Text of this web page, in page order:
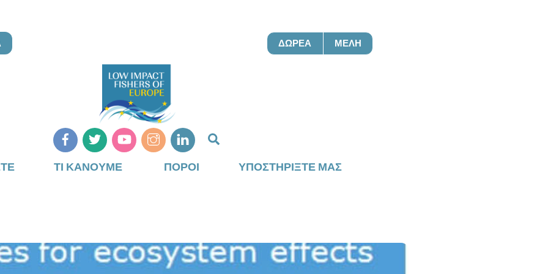
ΔΩΡΕΆ ΜΈΛΗ
ΤΙ ΚΆΝΟΥΜΕ ΠΌΡΟΙ ΥΠΟΣΤΗΡΊΞΤΕ ΜΑΣ